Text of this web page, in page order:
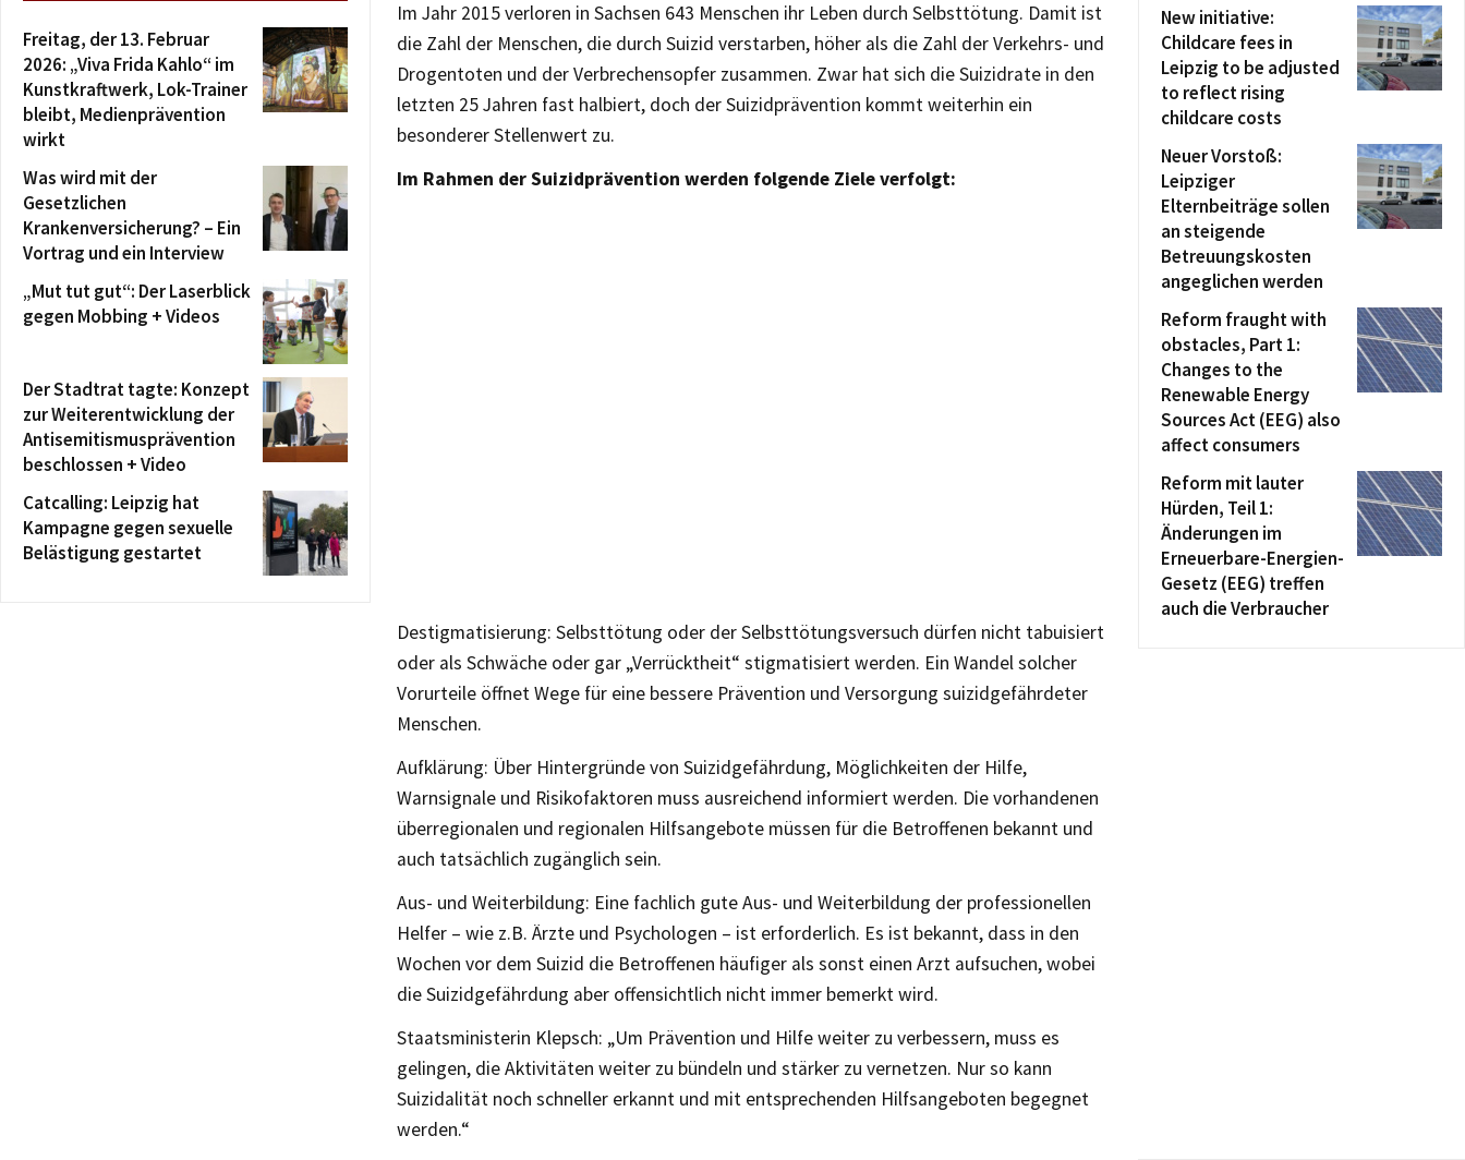
Im Jahr 2015 verloren in Sachsen 643 Menschen ihr Leben durch Selbsttötung. Damit ist
die Zahl der Menschen, die durch Suizid verstarben, höher als die Zahl der Verkehrs- und
Drogentoten und der Verbrechensopfer zusammen. Zwar hat sich die Suizidrate in den
letzten 25 Jahren fast halbiert, doch der Suizidprävention kommt weiterhin ein
besonderer Stellenwert zu.
Im Rahmen der Suizidprävention werden folgende Ziele verfolgt:
Destigmatisierung: Selbsttötung oder der Selbsttötungsversuch dürfen nicht tabuisiert
oder als Schwäche oder gar „Verrücktheit“ stigmatisiert werden. Ein Wandel solcher
Vorurteile öffnet Wege für eine bessere Prävention und Versorgung suizidgefährdeter
Menschen.
Aufklärung: Über Hintergründe von Suizidgefährdung, Möglichkeiten der Hilfe,
Warnsignale und Risikofaktoren muss ausreichend informiert werden. Die vorhandenen
überregionalen und regionalen Hilfsangebote müssen für die Betroffenen bekannt und
auch tatsächlich zugänglich sein.
Aus- und Weiterbildung: Eine fachlich gute Aus- und Weiterbildung der professionellen
Helfer – wie z.B. Ärzte und Psychologen – ist erforderlich. Es ist bekannt, dass in den
Wochen vor dem Suizid die Betroffenen häufiger als sonst einen Arzt aufsuchen, wobei
die Suizidgefährdung aber offensichtlich nicht immer bemerkt wird.
Staatsministerin Klepsch: „Um Prävention und Hilfe weiter zu verbessern, muss es
gelingen, die Aktivitäten weiter zu bündeln und stärker zu vernetzen. Nur so kann
Suizidalität noch schneller erkannt und mit entsprechenden Hilfsangeboten begegnet
werden.“
Freitag, der 13. Februar
2026: „Viva Frida Kahlo“ im
Kunstkraftwerk, Lok-Trainer
bleibt, Medienprävention
wirkt
Was wird mit der
Gesetzlichen
Krankenversicherung? – Ein
Vortrag und ein Interview
„Mut tut gut“: Der Laserblick
gegen Mobbing + Videos
Der Stadtrat tagte: Konzept
zur Weiterentwicklung der
Antisemitismusprävention
beschlossen + Video
Catcalling: Leipzig hat
Kampagne gegen sexuelle
Belästigung gestartet
New initiative:
Childcare fees in
Leipzig to be adjusted
to reflect rising
childcare costs
Neuer Vorstoß:
Leipziger
Elternbeiträge sollen
an steigende
Betreuungskosten
angeglichen werden
Reform fraught with
obstacles, Part 1:
Changes to the
Renewable Energy
Sources Act (EEG) also
affect consumers
Reform mit lauter
Hürden, Teil 1:
Änderungen im
Erneuerbare-Energien-
Gesetz (EEG) treffen
auch die Verbraucher